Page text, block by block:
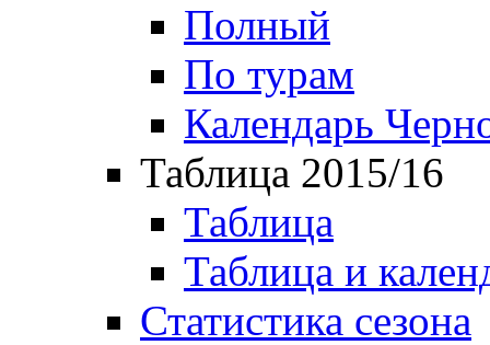
Полный
По турам
Календарь
Таблица 2015/16
Таблица
Таблица и
Статистика сезона